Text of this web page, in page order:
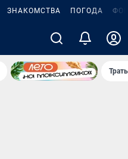
ЗНАКОМСТВА ПОГОДА